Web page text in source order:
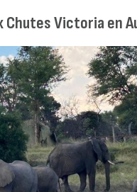
Chutes Victoria en